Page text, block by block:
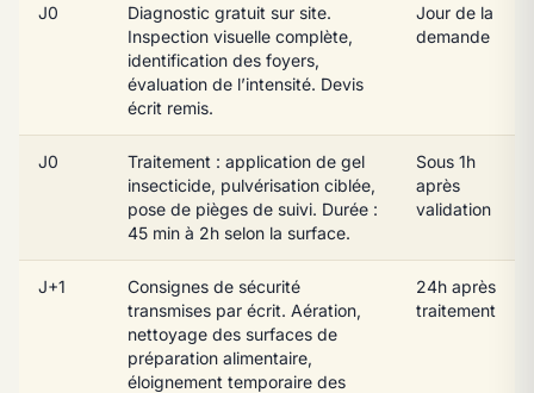
J0
Diagnostic gratuit sur site.
Inspection visuelle complète,
identification des foyers,
évaluation de l’intensité. Devis
écrit remis.
Jour de la
demande
J0
Traitement : application de gel
insecticide, pulvérisation ciblée,
pose de pièges de suivi. Durée :
45 min à 2h selon la surface.
Sous 1h
après
validation
J+1
Consignes de sécurité
transmises par écrit. Aération,
nettoyage des surfaces de
préparation alimentaire,
éloignement temporaire des
24h après
traitement